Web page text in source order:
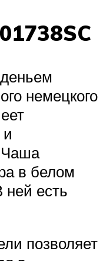
немецкого
Чаша
в белом
ней есть
позволяет